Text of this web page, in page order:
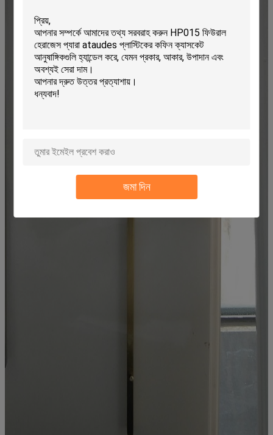
জমা দিন